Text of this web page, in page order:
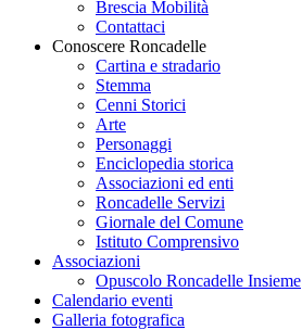
Brescia Mobilità
Contattaci
Conoscere Roncadelle
Cartina e stradario
Stemma
Cenni Storici
Arte
Personaggi
Enciclopedia storica
Associazioni ed enti
Roncadelle Servizi
Giornale del Comune
Istituto Comprensivo
Associazioni
Opuscolo Roncadelle Insieme
Calendario eventi
Galleria fotografica